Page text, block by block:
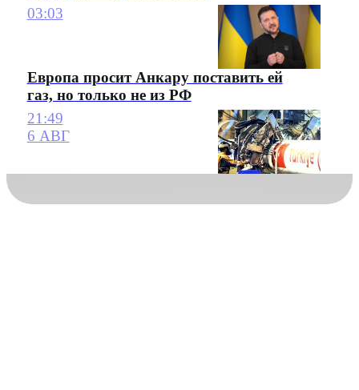
03:03
Европа просит Анкару поставить ей
газ, но только не из РФ
21:49
6 АВГ